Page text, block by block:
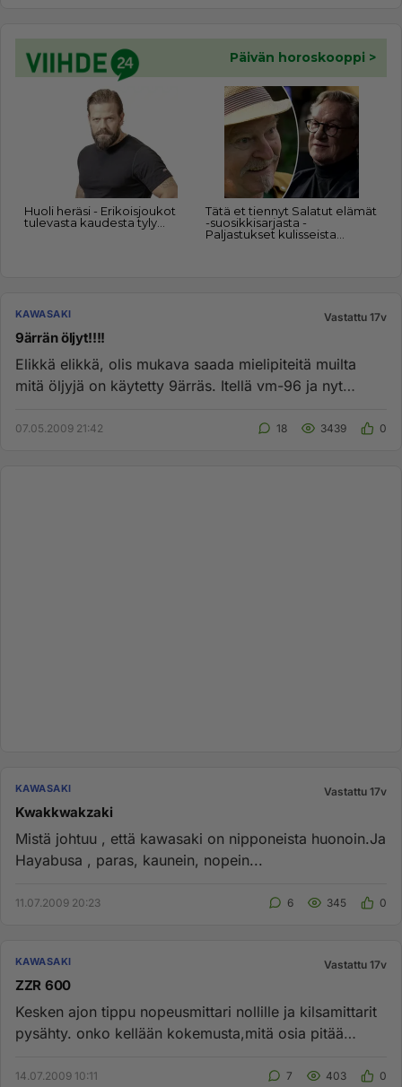
KAWASAKI Vastattu 17v
9ärrän öljyt!!!!
Elikkä elikkä, olis mukava saada mielipiteitä muilta
mitä öljyjä on käytetty 9ärräs. Itellä vm-96 ja nyt
07.05.2009 21:42 18 3439 0
KAWASAKI Vastattu 17v
Kwakkwakzaki
Mistä johtuu , että kawasaki on nipponeista huonoin.Ja
Hayabusa , paras, kaunein, nopein...
11.07.2009 20:23 6 345 0
KAWASAKI Vastattu 17v
ZZR 600
Kesken ajon tippu nopeusmittari nollille ja kilsamittarit
pysähty. onko kellään kokemusta,mitä osia pitää
14.07.2009 10:11 7 403 0